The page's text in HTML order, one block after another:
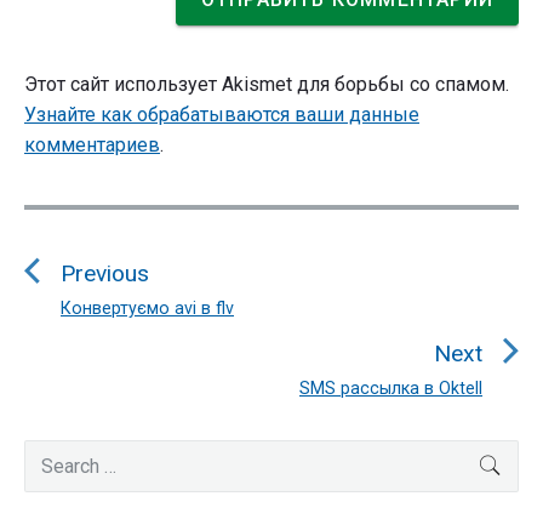
Этот сайт использует Akismet для борьбы со спамом.
Узнайте как обрабатываются ваши данные
комментариев.
Навигация
записям
Previous
Previous
Конвертуємо avi в flv
Next
Next
SMS рассылка в Oktell
Sidebar
for: